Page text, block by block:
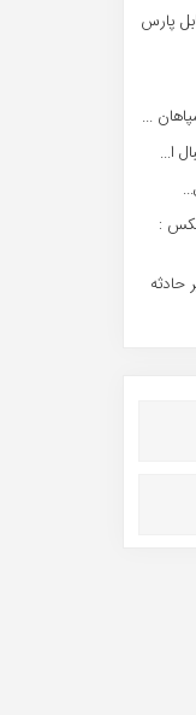
پارس
...
ا...
:
حادثه